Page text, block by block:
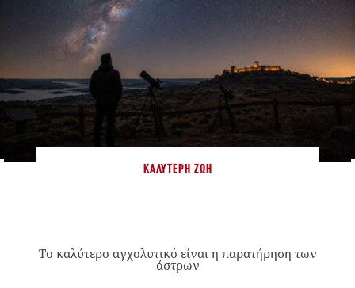
ΚΑΛΎΤΕΡΗ ΖΩΉ
Το καλύτερο αγχολυτικό είναι η παρατήρηση των
άστρων